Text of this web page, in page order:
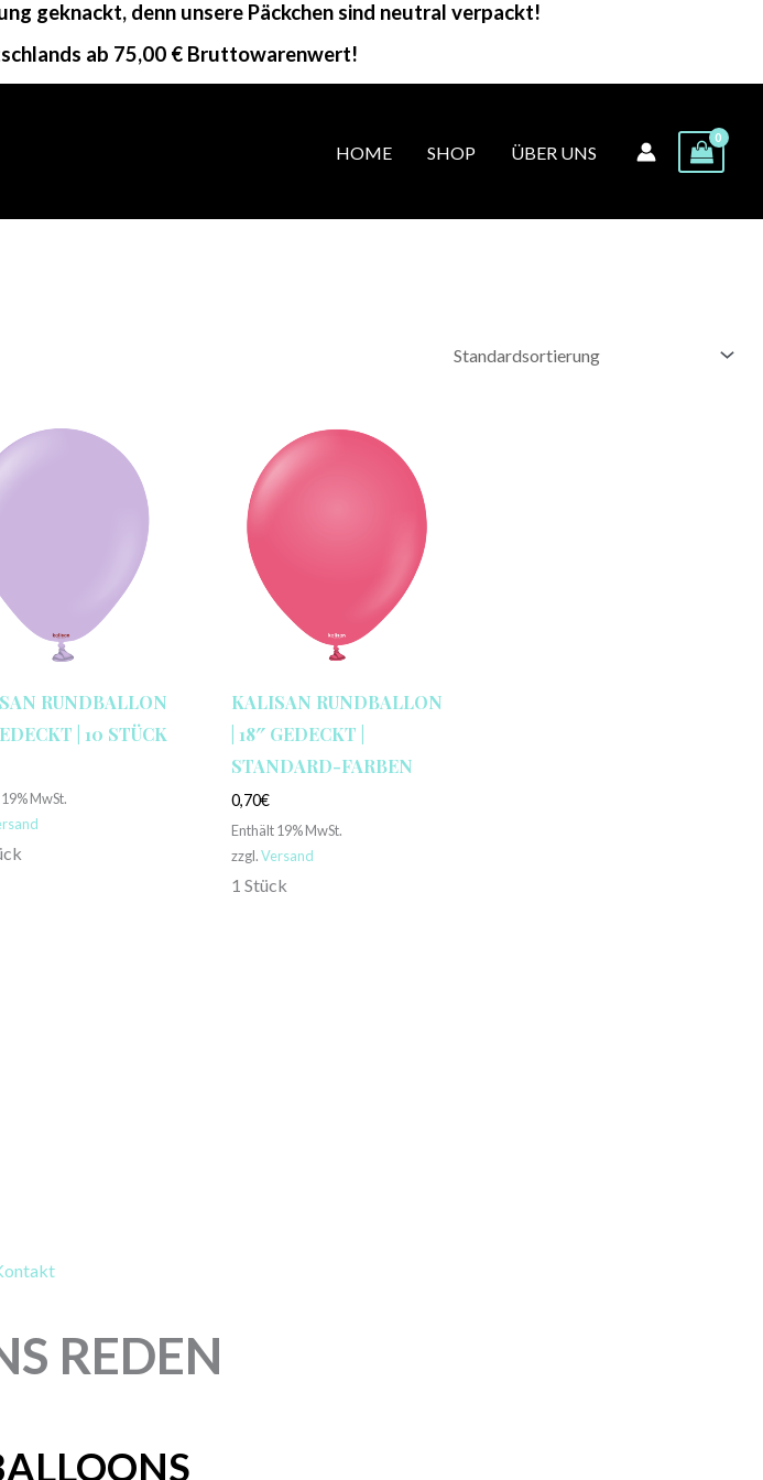
geknackt, denn unsere Päckchen sind neutral verpackt!
ab 75,00 € Bruttowarenwert!
HOME SHOP ÜBER UNS
RUNDBALLON
| 10 STÜCK
MwSt.
KALISAN RUNDBALLON
| 18″ GEDECKT |
STANDARD-FARBEN
0,70€
Enthält 19% MwSt.
zzgl.Versand
1 Stück
REDEN